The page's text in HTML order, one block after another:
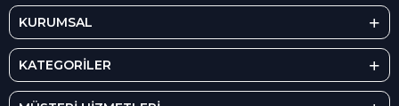
KURUMSAL
KATEGORİLER